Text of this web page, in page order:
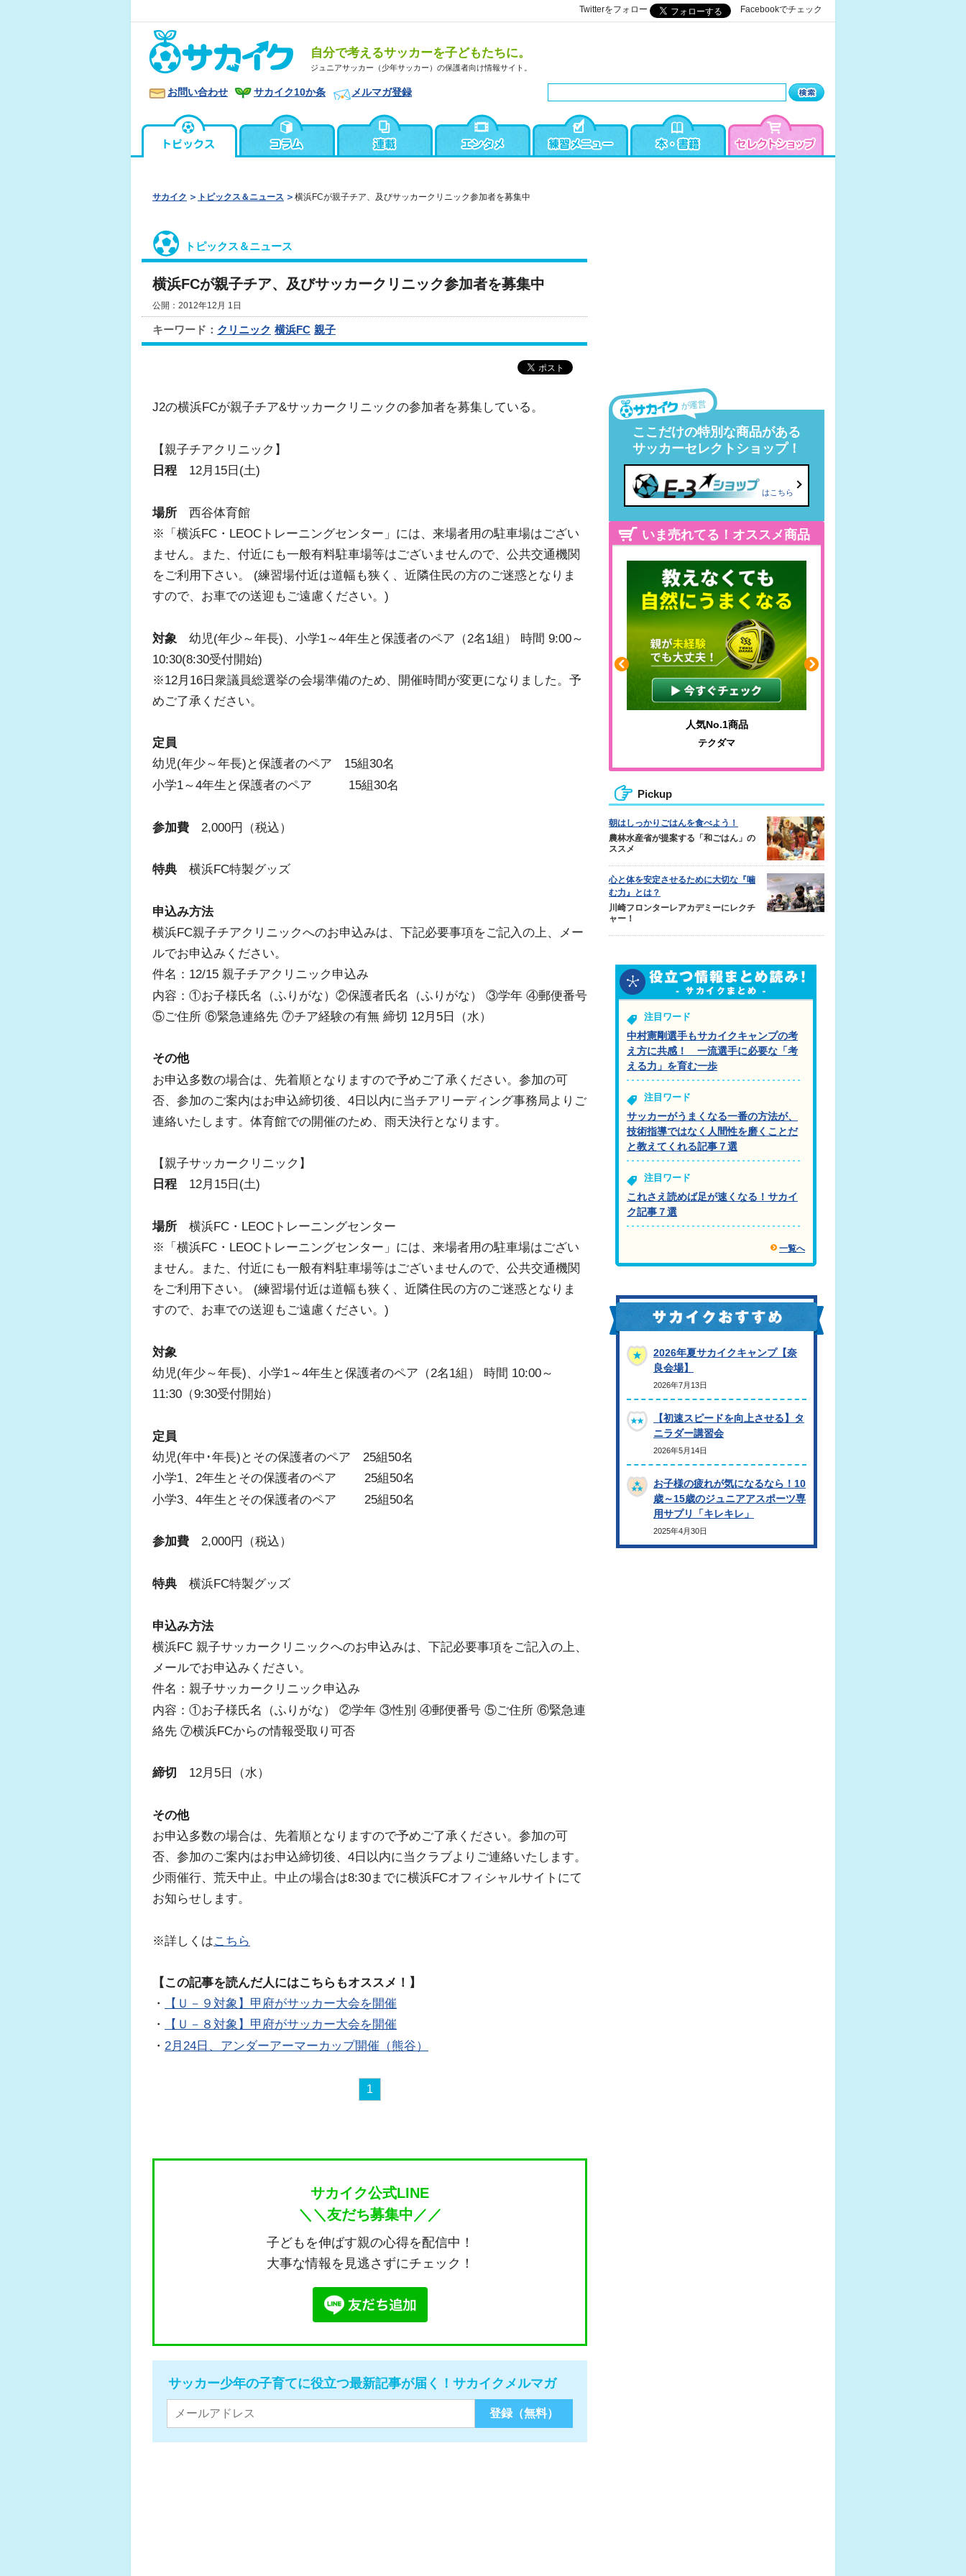
Twitterをフォロー Facebookでチェック
自分で考えるサッカーを子どもたちに。
ジュニアサッカー（少年サッカー）の保護者向け情報サイト。
お問い合わせ サカイク10か条 メルマガ登録
サカイク トピックス＆ニュース 横浜FCが親子チア、及びサッカークリニック参加者を募集中
トピックス＆ニュース
横浜FCが親子チア、及びサッカークリニック参加者を募集中
公開：2012年12月 1日
キーワード： クリニック 横浜FC 親子
J2の横浜FCが親子チア&サッカークリニックの参加者を募集している。
【親子チアクリニック】
日程 12月15日(土)
場所 西谷体育館
※「横浜FC・LEOCトレーニングセンター」には、来場者用の駐車場はござい
ません。また、付近にも一般有料駐車場等はございませんので、公共交通機関
をご利用下さい。 (練習場付近は道幅も狭く、近隣住民の方のご迷惑となりま
すので、お車での送迎もご遠慮ください。)
対象 幼児(年少～年長)、小学1～4年生と保護者のペア（2名1組） 時間 9:00～
10:30(8:30受付開始)
※12月16日衆議員総選挙の会場準備のため、開催時間が変更になりました。予
めご了承ください。
定員
幼児(年少～年長)と保護者のペア 15組30名
小学1～4年生と保護者のペア 15組30名
参加費 2,000円（税込）
特典 横浜FC特製グッズ
申込み方法
横浜FC親子チアクリニックへのお申込みは、下記必要事項をご記入の上、メー
ルでお申込みください。
件名：12/15 親子チアクリニック申込み
内容：①お子様氏名（ふりがな）②保護者氏名（ふりがな） ③学年 ④郵便番号
⑤ご住所 ⑥緊急連絡先 ⑦チア経験の有無 締切 12月5日（水）
その他
お申込多数の場合は、先着順となりますので予めご了承ください。参加の可
否、参加のご案内はお申込締切後、4日以内に当チアリーディング事務局よりご
連絡いたします。体育館での開催のため、雨天決行となります。
【親子サッカークリニック】
日程 12月15日(土)
場所 横浜FC・LEOCトレーニングセンター
※「横浜FC・LEOCトレーニングセンター」には、来場者用の駐車場はござい
ません。また、付近にも一般有料駐車場等はございませんので、公共交通機関
をご利用下さい。 (練習場付近は道幅も狭く、近隣住民の方のご迷惑となりま
すので、お車での送迎もご遠慮ください。)
対象
幼児(年少～年長)、小学1～4年生と保護者のペア（2名1組） 時間 10:00～
11:30（9:30受付開始）
定員
幼児(年中･年長)とその保護者のペア 25組50名
小学1、2年生とその保護者のペア 25組50名
小学3、4年生とその保護者のペア 25組50名
参加費 2,000円（税込）
特典 横浜FC特製グッズ
申込み方法
横浜FC 親子サッカークリニックへのお申込みは、下記必要事項をご記入の上、
メールでお申込みください。
件名：親子サッカークリニック申込み
内容：①お子様氏名（ふりがな） ②学年 ③性別 ④郵便番号 ⑤ご住所 ⑥緊急連
絡先 ⑦横浜FCからの情報受取り可否
締切 12月5日（水）
その他
お申込多数の場合は、先着順となりますので予めご了承ください。参加の可
否、参加のご案内はお申込締切後、4日以内に当クラブよりご連絡いたします。
少雨催行、荒天中止。中止の場合は8:30までに横浜FCオフィシャルサイトにて
お知らせします。
※詳しくはこちら
【この記事を読んだ人にはこちらもオススメ！】
・
【Ｕ－９対象】甲府がサッカー大会を開催
・
【Ｕ－８対象】甲府がサッカー大会を開催
・ 2月24日、アンダーアーマーカップ開催（熊谷）
1
サカイク公式LINE
＼＼友だち募集中／／
子どもを伸ばす親の心得を配信中！
大事な情報を見逃さずにチェック！
サッカー少年の子育てに役立つ最新記事が届く！サカイクメルマガ
が運営
ここだけの特別な商品がある
サッカーセレクトショップ！
はこちら
いま売れてる！オススメ商品
人気No.1商品
テクダマ
Pickup
朝はしっかりごはんを食べよう！
農林水産省が提案する「和ごはん」の
ススメ
心と体を安定させるために大切な『噛
む力』とは？
川崎フロンターレアカデミーにレクチ
ャー！
注目ワード
中村憲剛選手もサカイクキャンプの考
え方に共感！ 一流選手に必要な「考
える力」を育む一歩
注目ワード
サッカーがうまくなる一番の方法が、
技術指導ではなく人間性を磨くことだ
と教えてくれる記事７選
注目ワード
これさえ読めば足が速くなる！サカイ
ク記事７選
一覧へ
2026年夏サカイクキャンプ【奈
良会場】
2026年7月13日
【初速スピードを向上させる】タ
ニラダー講習会
2026年5月14日
お子様の疲れが気になるなら！10
歳～15歳のジュニアアスポーツ専
用サプリ「キレキレ」
2025年4月30日